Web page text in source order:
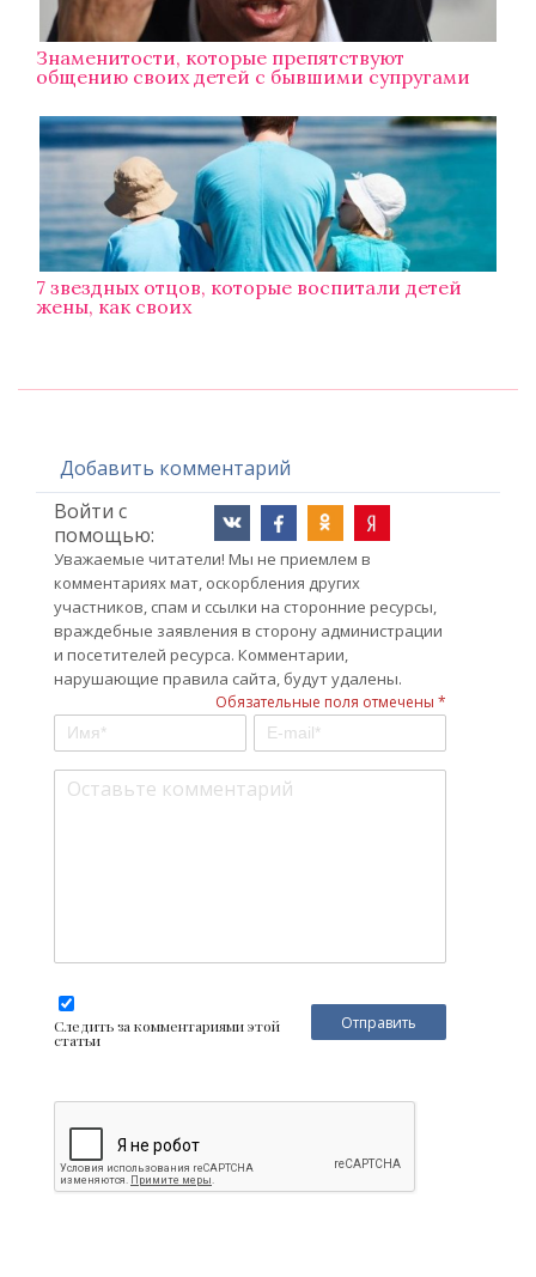
Знаменитости, которые препятствуют
общению своих детей с бывшими супругами
7 звездных отцов, которые воспитали детей
жены, как своих
Добавить комментарий
Войти с
помощью:
Уважаемые читатели! Мы не приемлем в
комментариях мат, оскорбления других
участников, спам и ссылки на сторонние ресурсы,
враждебные заявления в сторону администрации
и посетителей ресурса. Комментарии,
нарушающие правила сайта, будут удалены.
Обязательные поля отмечены *
Следить за комментариями этой
статьи